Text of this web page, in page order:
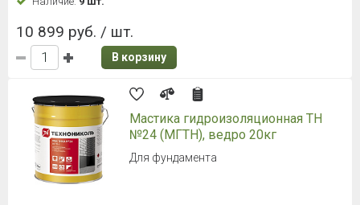
10 899 руб. / шт.
В корзину
Мастика гидроизоляционная ТН
№24 (МГТН), ведро 20кг
Для фундамента